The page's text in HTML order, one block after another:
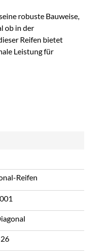
robuste Bauweise,
ob in der
Reifen bietet
Leistung für
Reifen